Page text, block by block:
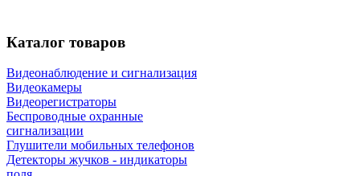
Каталог товаров
Видеонаблюдение и сигнализация
Видеокамеры
Видеорегистраторы
Беспроводные охранные
сигнализации
Глушители мобильных телефонов
Детекторы жучков - индикаторы